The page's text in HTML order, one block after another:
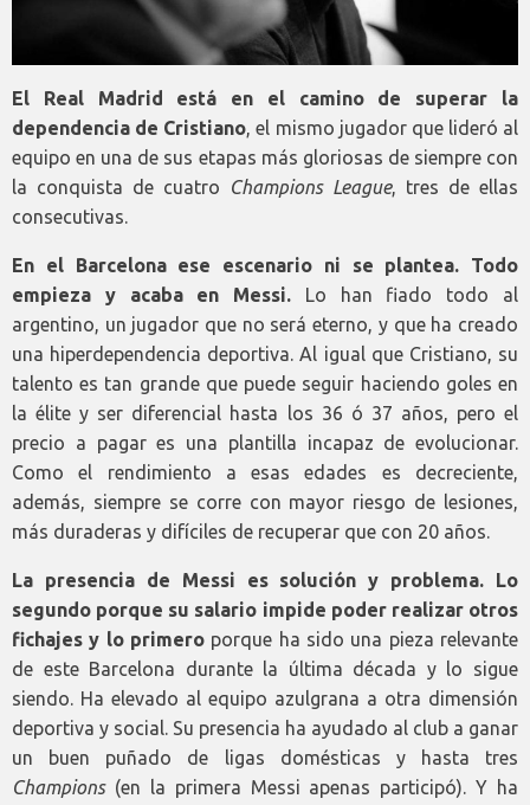
El Real Madrid está en el camino de superar la
dependencia de Cristiano, el mismo jugador que lideró al
equipo en una de sus etapas más gloriosas de siempre con
la conquista de cuatro
Champions League, tres de ellas
consecutivas.
En el Barcelona ese escenario ni se plantea. Todo
empieza y acaba en Messi. Lo han fiado todo al
argentino, un jugador que no será eterno, y que ha creado
una hiperdependencia deportiva. Al igual que Cristiano, su
talento es tan grande que puede seguir haciendo goles en
la élite y ser diferencial hasta los 36 ó 37 años, pero el
precio a pagar es una plantilla incapaz de evolucionar.
Como el rendimiento a esas edades es decreciente,
además, siempre se corre con mayor riesgo de lesiones,
más duraderas y difíciles de recuperar que con 20 años.
La presencia de Messi es solución y problema. Lo
segundo porque su salario impide poder realizar otros
fichajes y lo primero porque ha sido una pieza relevante
de este Barcelona durante la última década y lo sigue
siendo. Ha elevado al equipo azulgrana a otra dimensión
deportiva y social. Su presencia ha ayudado al club a ganar
un buen puñado de ligas domésticas y hasta tres
Champions(en la primera Messi apenas participó). Y ha